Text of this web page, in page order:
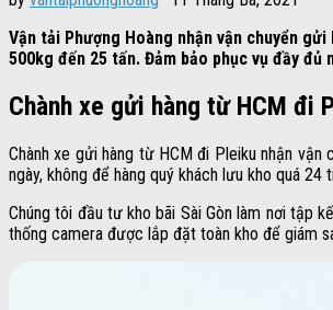
Vận tải Phượng Hoàng nhận vận chuyển
500kg đến 25 tấn. Đảm bảo phục vụ đầy đủ
Chành xe gửi hàng từ HCM đi
Chành xe gửi hàng từ HCM đi Pleiku nhận
ngày, không để hàng quý khách lưu kho quá 24
Chúng tôi đầu tư kho bãi Sài Gòn làm nơi tập
thống camera được lắp đặt toàn kho để giám